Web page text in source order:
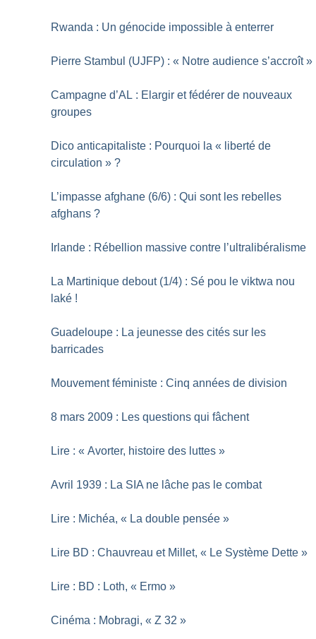
Rwanda : Un génocide impossible à enterrer
Pierre Stambul (UJFP) : « Notre audience s’accroît »
Campagne d’AL : Elargir et fédérer de nouveaux
groupes
Dico anticapitaliste : Pourquoi la « liberté de
circulation » ?
L’impasse afghane (6/6) : Qui sont les rebelles
afghans ?
Irlande : Rébellion massive contre l’ultralibéralisme
La Martinique debout (1/4) : Sé pou le viktwa nou
laké !
Guadeloupe : La jeunesse des cités sur les
barricades
Mouvement féministe : Cinq années de division
8 mars 2009 : Les questions qui fâchent
Lire : « Avorter, histoire des luttes »
Avril 1939 : La SIA ne lâche pas le combat
Lire : Michéa, « La double pensée »
Lire BD : Chauvreau et Millet, « Le Système Dette »
Lire : BD : Loth, « Ermo »
Cinéma : Mobragi, « Z 32 »